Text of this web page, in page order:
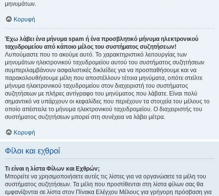
μηνυμάτων.
Κορυφή
Έχω λάβει ένα μήνυμα spam ή ένα προσβλητικό μήνυμα ηλεκτρονικού
ταχυδρομείου από κάποιο μέλος του συστήματος συζητήσεων!
Λυπούμαστε που το ακούμε αυτό. Το χαρακτηριστικό λειτουργίας των
μηνυμάτων ηλεκτρονικού ταχυδρομείου αυτού του συστήματος συζητήσεων
συμπεριλαμβάνουν ασφαλιστικές δικλείδες για να προσπαθήσουμε και να
παρακολουθήσουμε μέλη που αποστέλλουν τέτοια μηνύματα, οπότε στείλτε
μήνυμα ηλεκτρονικού ταχυδρομείου στον διαχειριστή του συστήματος
συζητήσεων με πλήρες αντίγραφο του μηνύματος που λάβατε. Είναι πολύ
σημαντικό να υπάρχουν οι κεφαλίδες που περιέχουν τα στοιχεία του μέλους το
οποίο απέστειλε το μήνυμα ηλεκτρονικού ταχυδρομείου. Ο διαχειριστής του
συστήματος συζητήσεων μπορεί στη συνέχεια να λάβει μέτρα.
Κορυφή
Φίλοι και εχθροί
Τι είναι η λίστα Φίλων και Εχθρών;
Μπορείτε να χρησιμοποιήσετε αυτές τις λίστες για να οργανώσετε τα μέλη του
συστήματος συζητήσεων. Τα μέλη που προστίθενται στη λίστα φίλων σας θα
εμφανίζονται σε λίστα στον Πίνακα Ελέγχου Μέλους για γρήγορη πρόσβαση για